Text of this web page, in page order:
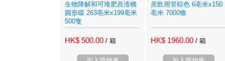
生物降解和可堆肥蔗渣橢
圓形碟 263亳米x199亳米
500隻
HK$ 500.00 / 箱
蔗飲用管棕色 6亳米x150
亳米 7000條
HK$ 1960.00 / 箱